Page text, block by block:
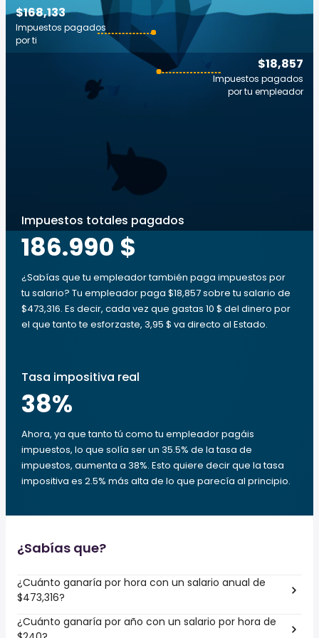
$18,857
Impuestos pagados
por tu empleador
$168,133
Impuestos pagados
por ti
Impuestos totales pagados
186.990 $
¿Sabías que tu empleador también paga impuestos por
tu salario? Tu empleador paga $18,857 sobre tu salario de
$473,316. Es decir, cada vez que gastas 10 $ del dinero por
el que tanto te esforzaste, 3,95 $ va directo al Estado.
Tasa impositiva real
38%
Ahora, ya que tanto tú como tu empleador pagáis
impuestos, lo que solía ser un 35.5% de la tasa de
impuestos, aumenta a 38%. Esto quiere decir que la tasa
impositiva es 2.5% más alta de lo que parecía al principio.
¿Sabías que?
¿Cuánto ganaría por hora con un salario anual de
$473,316?
¿Cuánto ganaría por año con un salario por hora de